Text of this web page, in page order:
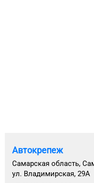
Автокрепеж
Самарская область,
ул. Владимирская, 29А